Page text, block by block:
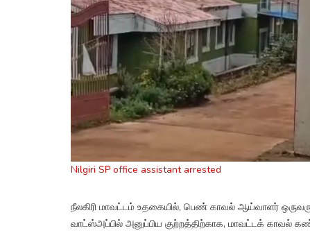
Nilgiri SP office assistant arrested
நீலகிரி மாவட்டம் உதகையில், பெண் காவல் ஆய்வாளர்
வாட்ஸ்அப்பில் அனுப்பிய குற்றத்திற்காக, மாவட்டக் காவல்